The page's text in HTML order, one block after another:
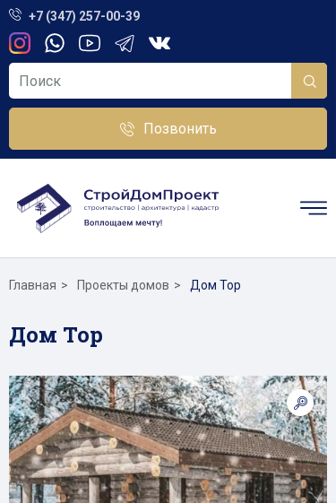
+7 (347) 257-00-39
Позвонить
Главная Проекты домов Дом Тор
Дом Тор